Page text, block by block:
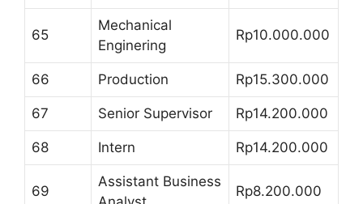
65
Mechanical
Enginering
Rp10.000.000
66 Production Rp15.300.000
67 Senior Supervisor Rp14.200.000
68 Intern Rp14.200.000
69
Assistant Business
Rp8.200.000